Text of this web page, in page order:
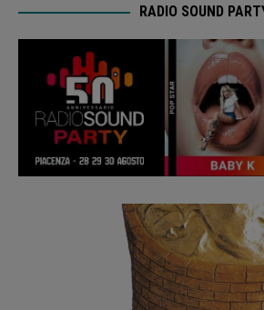
RADIO SOUND